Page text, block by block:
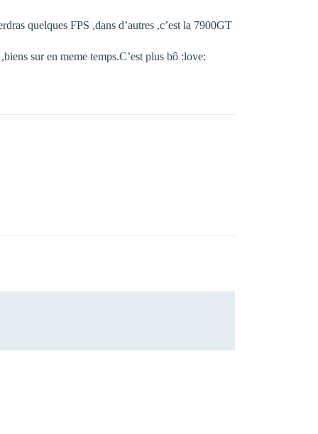
quelques FPS ,dans d’autres ,c’est la 7900GT
sur en meme temps.C’est plus bô :love: